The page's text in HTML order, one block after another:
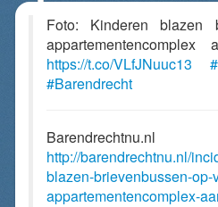
Foto: Kinderen blazen
https://t.co/VLfJNuuc13
#Barendrecht
Barendrechtnu.nl
http://barendrechtnu.nl/
blazen-brievenbussen-op-
appartementencomplex-